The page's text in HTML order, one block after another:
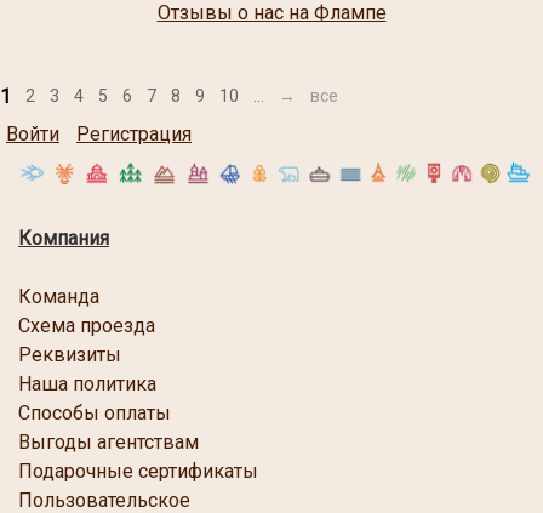
Отзывы о нас на Флампе
1 2 3 4 5 6 7 8 9 10 → все
Войти Регистрация
Компания
Команда
Схема проезда
Реквизиты
Наша политика
Способы оплаты
Выгоды агентствам
Подарочные сертификаты
Пользовательское